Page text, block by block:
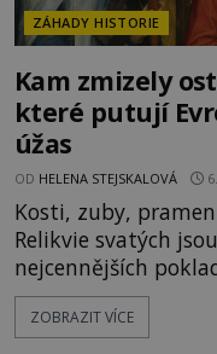
ZÁHADY HISTORIE
Kam zmizely
které putují
úžas
OD HELENA STEJSKALOVÁ
Kosti, zuby,
Relikvie svatých
nejcennějších pokladů
mají pečlivě
záhady, krádeže i
ZOBRAZIT VÍCE